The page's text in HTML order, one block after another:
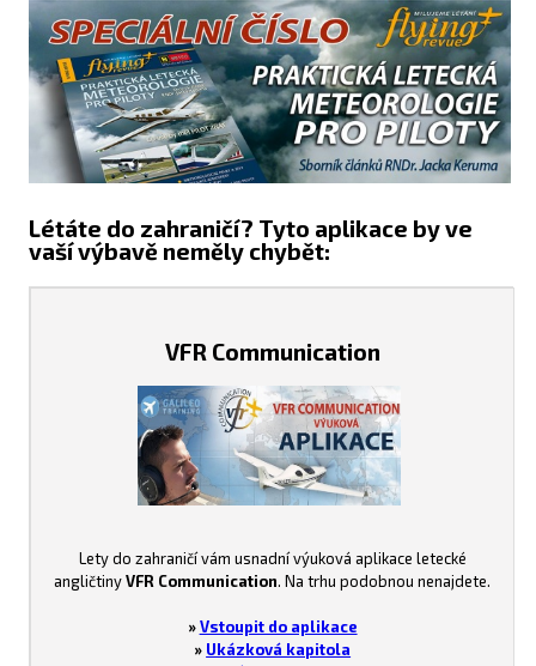
Létáte do zahraničí? Tyto aplikace by ve
vaší výbavě neměly chybět:
VFR Communication
Lety do zahraničí vám usnadní výuková aplikace letecké
angličtinyVFR Communication. Na trhu podobnou nenajdete.
» Vstoupit do aplikace
» Ukázková kapitola